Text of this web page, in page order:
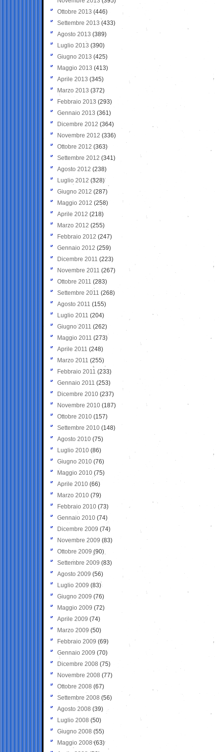
Ottobre 2013 (446)
Settembre 2013 (433)
Agosto 2013 (389)
Luglio 2013 (390)
Giugno 2013 (425)
Maggio 2013 (413)
Aprile 2013 (345)
Marzo 2013 (372)
Febbraio 2013 (293)
Gennaio 2013 (361)
Dicembre 2012 (364)
Novembre 2012 (336)
Ottobre 2012 (363)
Settembre 2012 (341)
Agosto 2012 (238)
Luglio 2012 (328)
Giugno 2012 (287)
Maggio 2012 (258)
Aprile 2012 (218)
Marzo 2012 (255)
Febbraio 2012 (247)
Gennaio 2012 (259)
Dicembre 2011 (223)
Novembre 2011 (267)
Ottobre 2011 (283)
Settembre 2011 (268)
Agosto 2011 (155)
Luglio 2011 (204)
Giugno 2011 (262)
Maggio 2011 (273)
Aprile 2011 (248)
Marzo 2011 (255)
Febbraio 2011 (233)
Gennaio 2011 (253)
Dicembre 2010 (237)
Novembre 2010 (187)
Ottobre 2010 (157)
Settembre 2010 (148)
Agosto 2010 (75)
Luglio 2010 (86)
Giugno 2010 (76)
Maggio 2010 (75)
Aprile 2010 (66)
Marzo 2010 (79)
Febbraio 2010 (73)
Gennaio 2010 (74)
Dicembre 2009 (74)
Novembre 2009 (83)
Ottobre 2009 (90)
Settembre 2009 (83)
Agosto 2009 (56)
Luglio 2009 (83)
Giugno 2009 (76)
Maggio 2009 (72)
Aprile 2009 (74)
Marzo 2009 (50)
Febbraio 2009 (69)
Gennaio 2009 (70)
Dicembre 2008 (75)
Novembre 2008 (77)
Ottobre 2008 (67)
Settembre 2008 (56)
Agosto 2008 (39)
Luglio 2008 (50)
Giugno 2008 (55)
Maggio 2008(63)